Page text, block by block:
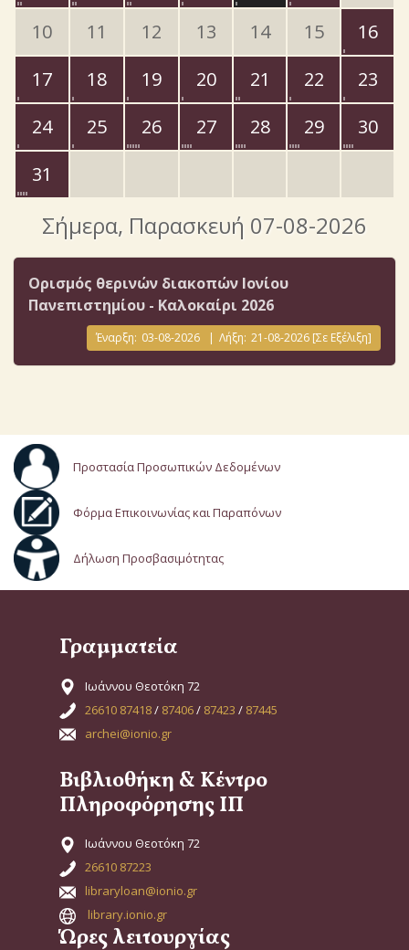
10
11 12 13 14 15
16
17
18 19 20 21 22
23
24
25 26 27 28 29
30
31
Σήμερα, Παρασκευή 07-08-2026
Ορισμός θερινών διακοπών Ιονίου
Πανεπιστημίου - Καλοκαίρι 2026
Έναρξη: 03-08-2026 | Λήξη: 21-08-2026 [Σε Εξέλιξη]
Προστασία Προσωπικών Δεδομένων
Φόρμα Επικοινωνίας και Παραπόνων
Δήλωση Προσβασιμότητας
Γραμματεία
Ιωάννου Θεοτόκη 72
26610 87418/ 87406/ 87423 / 87445
archei@ionio.gr
Βιβλιοθήκη & Κέντρο
Πληροφόρησης ΙΠ
Ιωάννου Θεοτόκη 72
26610 87223
libraryloan@ionio.gr
library.ionio.gr
Ώρες λειτουργίας